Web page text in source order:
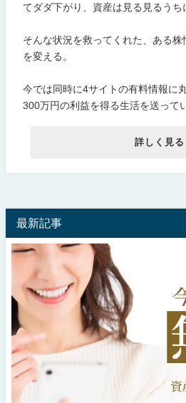
てダダ下がり、資産は見る見るうち
そんな状況を救ってくれた、ある
を変える。
今では同時に4サイトの有料情報に
300万円の利益を得る生活を送って
詳しく見る
最新記事